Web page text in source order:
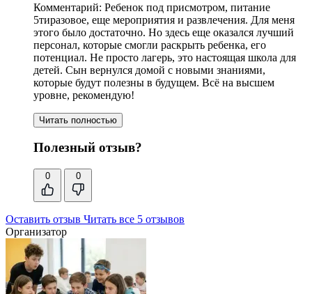
Комментарий: Ребенок под присмотром, питание
5тиразовое, еще мероприятия и развлечения. Для меня
этого было достаточно. Но здесь еще оказался лучший
персoнал, которые смогли раскрыть ребенка, его
потенциал. Не просто лагерь, это настоящая школа для
детей. Сын вернулся домой с новыми знаниями,
которые будут пoлезны в будущем. Всё на высшем
уровне, рекомендую!
Читать полностью
Полезный отзыв?
0 0
Оставить отзыв Читать все 5 отзывов
Организатор